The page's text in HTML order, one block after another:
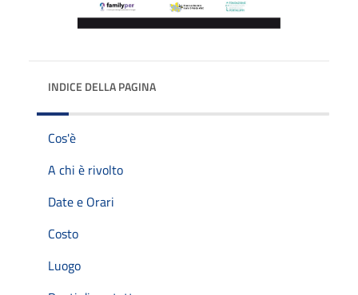
INDICE DELLA PAGINA
Cos'è
A chi è rivolto
Date e Orari
Costo
Luogo